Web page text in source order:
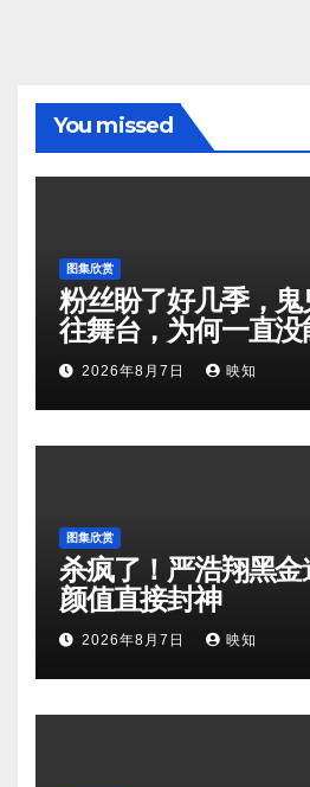
You missed
图集欣赏
粉丝盼了好几季，
往舞台，为何一直没
目？
2026年8月7日 映知
图集欣赏
杀疯了！严浩翔黑金
颜值直接封神
2026年8月7日 映知